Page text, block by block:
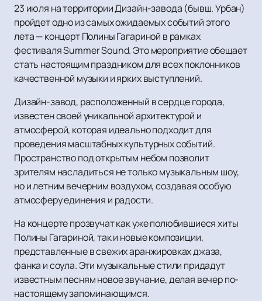
23 июля на территории Дизайн-завода (бывш. Урбан)
пройдет одно из самых ожидаемых событий этого
лета — концерт Полины Гагариной в рамках
фестиваля Summer Sound. Это мероприятие обещает
стать настоящим праздником для всех поклонников
качественной музыки и ярких выступлений.
Дизайн-завод, расположенный в сердце города,
известен своей уникальной архитектурой и
атмосферой, которая идеально подходит для
проведения масштабных культурных событий.
Пространство под открытым небом позволит
зрителям насладиться не только музыкальным шоу,
но и летним вечерним воздухом, создавая особую
атмосферу единения и радости.
На концерте прозвучат как уже полюбившиеся хиты
Полины Гагариной, так и новые композиции,
представленные в свежих аранжировках джаза,
фанка и соула. Эти музыкальные стили придадут
известным песням новое звучание, делая вечер по-
настоящему запоминающимся.